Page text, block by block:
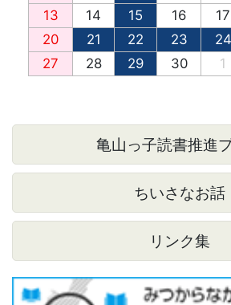
13
14 15 16 17
20
21 22 23 24
27
28 29 30 1
亀山っ子読書推進
ちいさなお話
リンク集